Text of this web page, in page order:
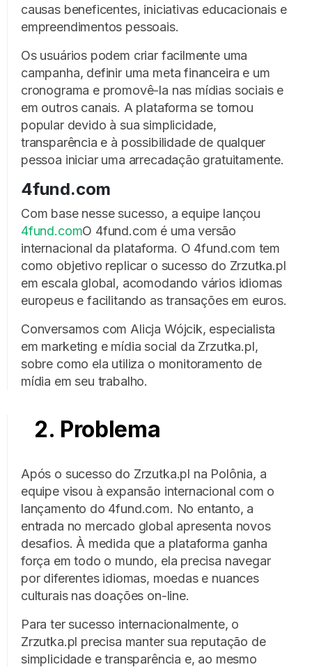
causas beneficentes, iniciativas educacionais e
empreendimentos pessoais.
Os usuários podem criar facilmente uma
campanha, definir uma meta financeira e um
cronograma e promovê-la nas mídias sociais e
em outros canais. A plataforma se tornou
popular devido à sua simplicidade,
transparência e à possibilidade de qualquer
pessoa iniciar uma arrecadação gratuitamente.
4fund.com
Com base nesse sucesso, a equipe lançou
4fund.comO 4fund.com é uma versão
internacional da plataforma. O 4fund.com tem
como objetivo replicar o sucesso do Zrzutka.pl
em escala global, acomodando vários idiomas
europeus e facilitando as transações em euros.
Conversamos com Alicja Wójcik, especialista
em marketing e mídia social da Zrzutka.pl,
sobre como ela utiliza o monitoramento de
mídia em seu trabalho.
2. Problema
Após o sucesso do Zrzutka.pl na Polônia, a
equipe visou à expansão internacional com o
lançamento do 4fund.com. No entanto, a
entrada no mercado global apresenta novos
desafios. À medida que a plataforma ganha
força em todo o mundo, ela precisa navegar
por diferentes idiomas, moedas e nuances
culturais nas doações on-line.
Para ter sucesso internacionalmente, o
Zrzutka.pl precisa manter sua reputação de
simplicidade e transparência e, ao mesmo